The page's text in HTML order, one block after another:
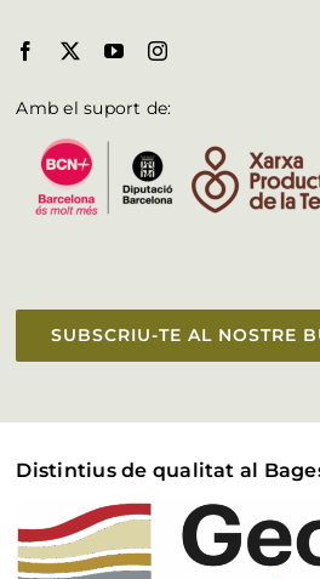
Amb el suport de:
SUBSCRIU-TE AL NOSTRE
Distintius de qualitat al